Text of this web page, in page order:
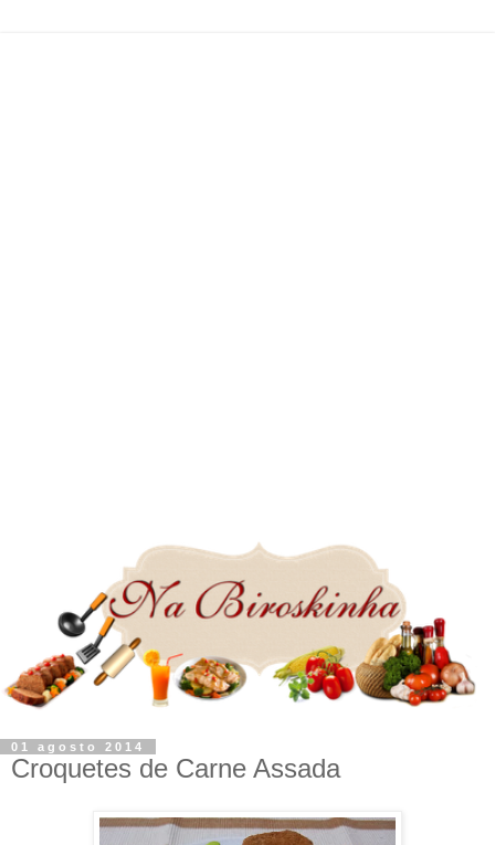
01 agosto 2014
Croquetes de Carne Assada